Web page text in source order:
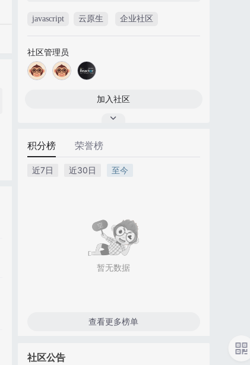
javascript 云原生 企业社区
社区管理员
加入社区
积分榜 荣誉榜
近7日 近30日 至今
暂无数据
查看更多榜单
社区公告